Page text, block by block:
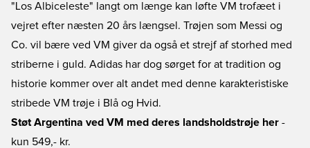
"Los Albiceleste" langt om længe kan løfte VM trofæet i
vejret efter næsten 20 års længsel. Trøjen som Messi og
Co. vil bære ved VM giver da også et strejf af storhed med
striberne i guld. Adidas har dog sørget for at tradition og
historie kommer over alt andet med denne karakteristiske
stribede VM trøje i Blå og Hvid.
Støt Argentina ved VM med deres landsholdstrøje her -
kun 549,- kr.